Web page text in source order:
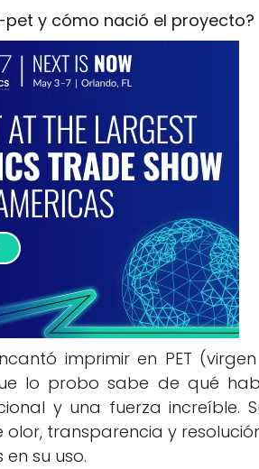
pet y cómo nació el proyecto?
imprimir en PET
lo probo sabe de qué
y una fuerza increíble.
transparencia y
su uso.